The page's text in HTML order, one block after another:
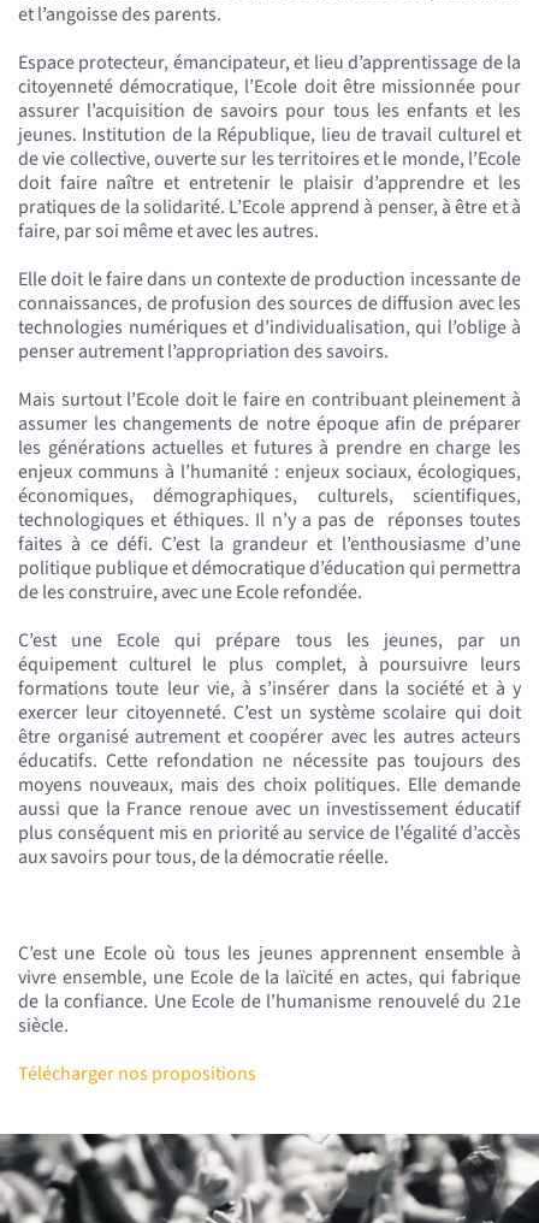
et l’angoisse des parents.
Espace protecteur, émancipateur, et lieu d’apprentissage de la
citoyenneté démocratique, l’Ecole doit être missionnée pour
assurer l’acquisition de savoirs pour tous les enfants et les
jeunes. Institution de la République, lieu de travail culturel et
de vie collective, ouverte sur les territoires et le monde, l’Ecole
doit faire naître et entretenir le plaisir d’apprendre et les
pratiques de la solidarité. L’Ecole apprend à penser, à être et à
faire, par soi même et avec les autres.
Elle doit le faire dans un contexte de production incessante de
connaissances, de profusion des sources de diffusion avec les
technologies numériques et d’individualisation, qui l’oblige à
penser autrement l’appropriation des savoirs.
Mais surtout l’Ecole doit le faire en contribuant pleinement à
assumer les changements de notre époque afin de préparer
les générations actuelles et futures à prendre en charge les
enjeux communs à l’humanité : enjeux sociaux, écologiques,
économiques, démographiques, culturels, scientifiques,
technologiques et éthiques. Il n’y a pas de réponses toutes
faites à ce défi. C’est la grandeur et l’enthousiasme d’une
politique publique et démocratique d’éducation qui permettra
de les construire, avec une Ecole refondée.
C’est une Ecole qui prépare tous les jeunes, par un
équipement culturel le plus complet, à poursuivre leurs
formations toute leur vie, à s’insérer dans la société et à y
exercer leur citoyenneté. C’est un système scolaire qui doit
être organisé autrement et coopérer avec les autres acteurs
éducatifs. Cette refondation ne nécessite pas toujours des
moyens nouveaux, mais des choix politiques. Elle demande
aussi que la France renoue avec un investissement éducatif
plus conséquent mis en priorité au service de l’égalité d’accès
aux savoirs pour tous, de la démocratie réelle.
C’est une Ecole où tous les jeunes apprennent ensemble à
vivre ensemble, une Ecole de la laïcité en actes, qui fabrique
de la confiance. Une Ecole de l’humanisme renouvelé du 21e
siècle.
Télécharger nos propositions